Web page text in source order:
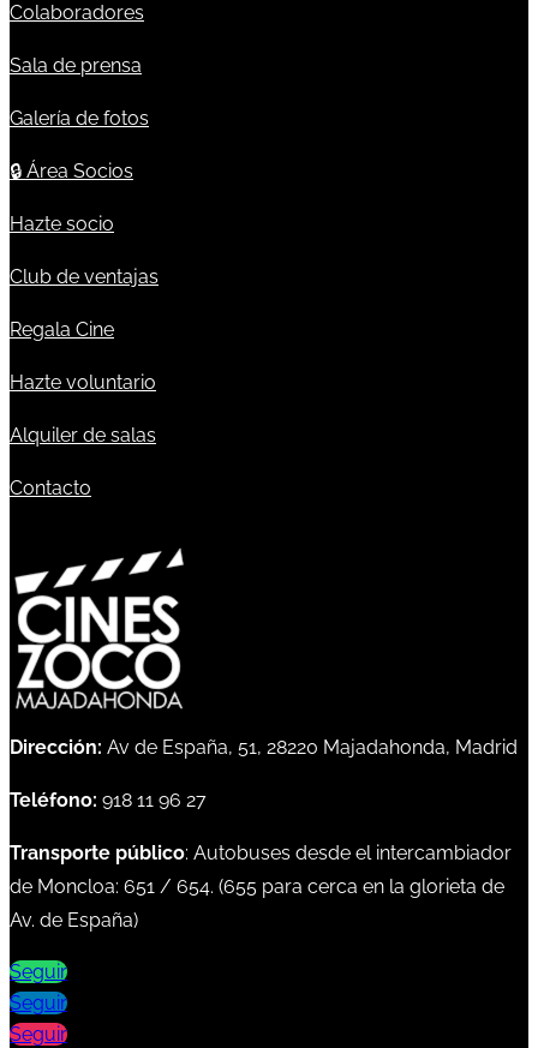
Colaboradores
Sala de prensa
Galería de fotos
🔒 Área Socios
Hazte socio
Club de ventajas
Regala Cine
Hazte voluntario
Alquiler de salas
Contacto
Dirección: Av de España, 51, 28220 Majadahonda, Madrid
Teléfono: 918 11 96 27
Transporte público: Autobuses desde el intercambiador
de Moncloa: 651 / 654. (655 para cerca en la glorieta de
Av. de España)
Seguir
Seguir
Seguir